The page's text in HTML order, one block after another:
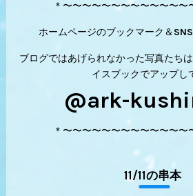
＊〜〜〜〜〜〜〜〜〜〜〜〜〜
ホームページのブックマーク＆
ブログではあげられなかった写真たち
イスブックでアップし
@ark-
＊〜〜〜〜〜〜〜〜〜〜〜〜〜
11/11の串本